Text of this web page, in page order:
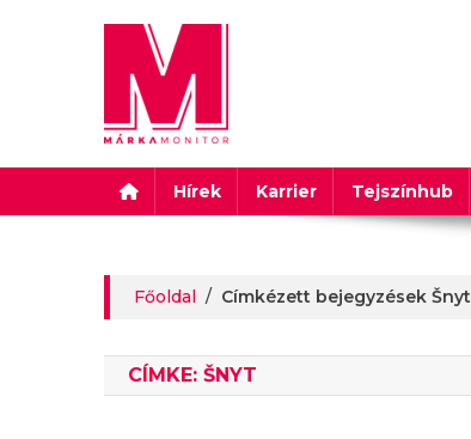
Márkamonitor
Hírek Karrier Tejszínhub
Főoldal / Címkézett bejegyzések Šnyt
CÍMKE: ŠNYT